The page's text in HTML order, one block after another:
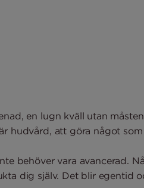
en lugn kväll utan
hudvård, att göra något
behöver vara avancerad.
dig själv. Det blir egentid